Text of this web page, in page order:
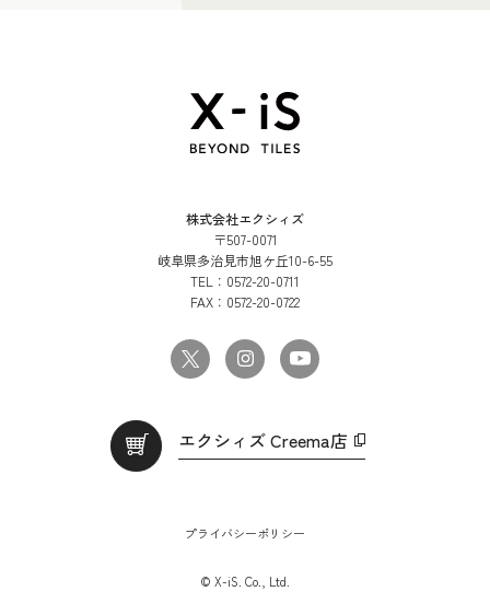
株式会社エクシィズ
〒507-0071
岐阜県多治見市旭ケ丘10-6-55
TEL： 0572-20-0711
FAX： 0572-20-0722
エクシィズ Creema店
プライバシーポリシー
© X-iS. Co., Ltd.